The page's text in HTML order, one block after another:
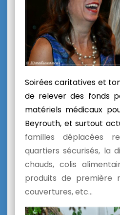
Soirées caritatives et
de relever des fonds
matériels médicaux
Beyrouth, et surtout
familles déplacées
quartiers sécurisés, la
chauds, colis
produits de première
couvertures, etc…